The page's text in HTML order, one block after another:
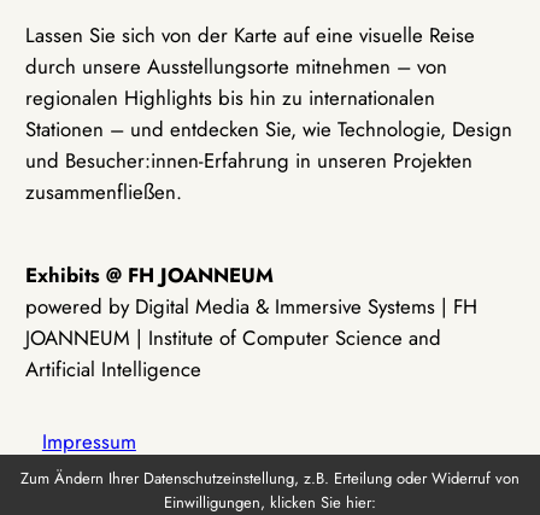
Lassen Sie sich von der Karte auf eine visuelle Reise
durch unsere Ausstellungsorte mitnehmen – von
regionalen Highlights bis hin zu internationalen
Stationen – und entdecken Sie, wie Technologie, Design
und Besucher:innen-Erfahrung in unseren Projekten
zusammenfließen.
Exhibits @ FH JOANNEUM
powered by Digital Media & Immersive Systems | FH
JOANNEUM | Institute of Computer Science and
Artificial Intelligence
Impressum
Zum Ändern Ihrer Datenschutzeinstellung, z.B. Erteilung oder Widerruf von
Einwilligungen, klicken Sie hier: